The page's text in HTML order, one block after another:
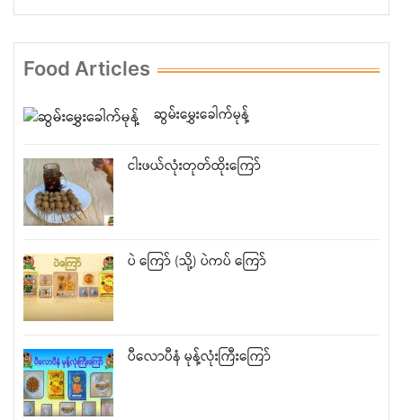
Food Articles
ဆွမ်းမွှေးခေါက်မုန့်
ငါးဖယ်လုံးတုတ်ထိုးကြော်
ပဲ ကြော် (သို့) ပဲကပ် ကြော်
ပီလောပီနံ မုန့်လုံးကြီးကြော်